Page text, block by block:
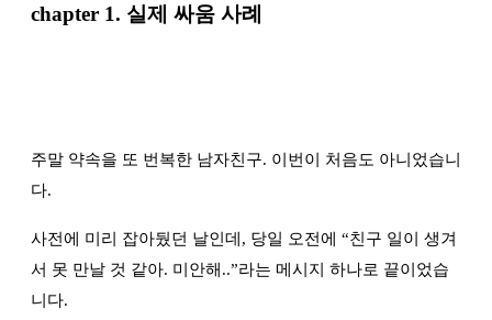
chapter 1. 실제 싸움 사례
주말 약속을 또 번복한 남자친구. 이번이 처음도 아니었습니
다.
사전에 미리 잡아뒀던 날인데, 당일 오전에 “친구 일이 생겨
서 못 만날 것 같아. 미안해..”라는 메시지 하나로 끝이었습
니다.